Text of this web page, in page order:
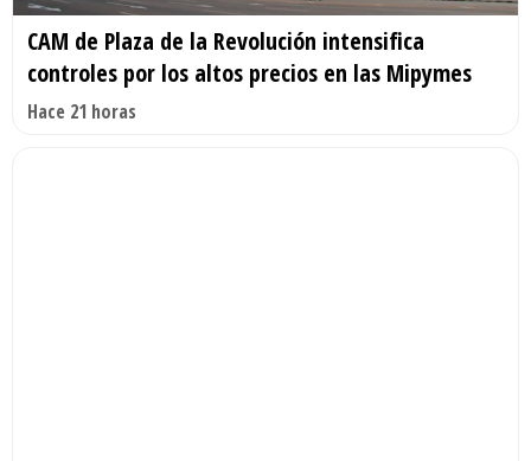
CAM de Plaza de la Revolución intensifica
controles por los altos precios en las Mipymes
Hace 21 horas